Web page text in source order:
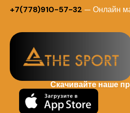
+7(778)910-57-32 — Онлайн
Скачивайте наше